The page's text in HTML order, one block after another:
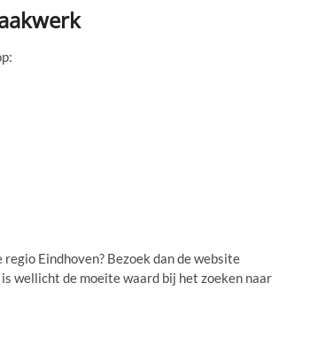
Eindhoven? Bezoek dan de website
wellicht de moeite waard bij het zoeken naar